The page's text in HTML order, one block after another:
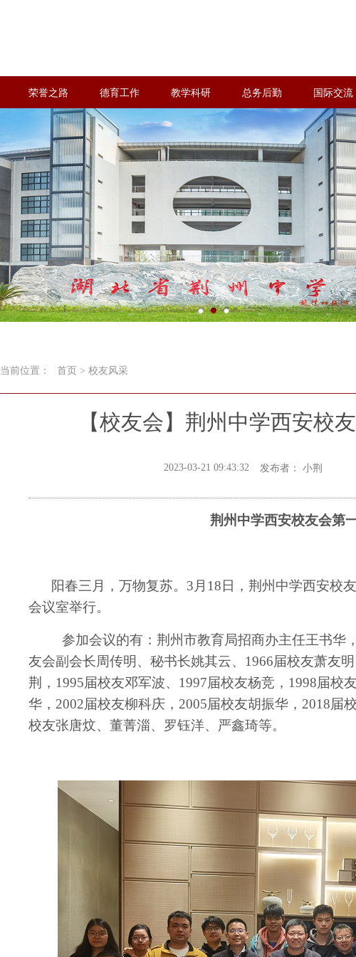
荣誉之路 德育工作 教学科研 总务后勤 国际交流
当前位置： 首页 > 校友风采
【校友会】荆州中学西安校
2023-03-21 09:43:32 发布者： 小荆
荆州中学西安校友会第
阳春三月，万物复苏。 3 月 18 日，荆州中学西安校
会议室举行。
参加会议的有：荆州市教育局招商办主任王书华
友会副会长周传明、秘书长姚其云、1966届校友萧友明
荆 ， 1995届校友邓军波、 1997届校友杨竞 ，1998届校友
华， 2002届校友柳科庆 ， 2005届校友胡振华 ， 2018届
校友张唐炆、董菁淄、罗钰洋、严鑫琦等。